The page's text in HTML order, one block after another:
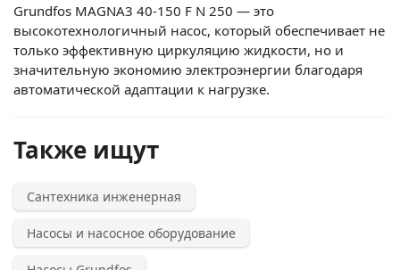
Grundfos MAGNA3 40-150 F N 250 — это
высокотехнологичный насос, который обеспечивает не
только эффективную циркуляцию жидкости, но и
значительную экономию электроэнергии благодаря
автоматической адаптации к нагрузке.
Также ищут
Сантехника инженерная
Насосы и насосное оборудование